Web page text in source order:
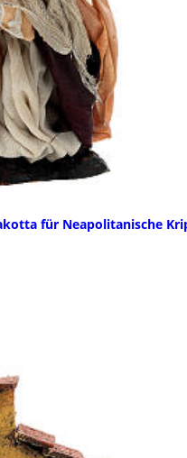
für Neapolitanische